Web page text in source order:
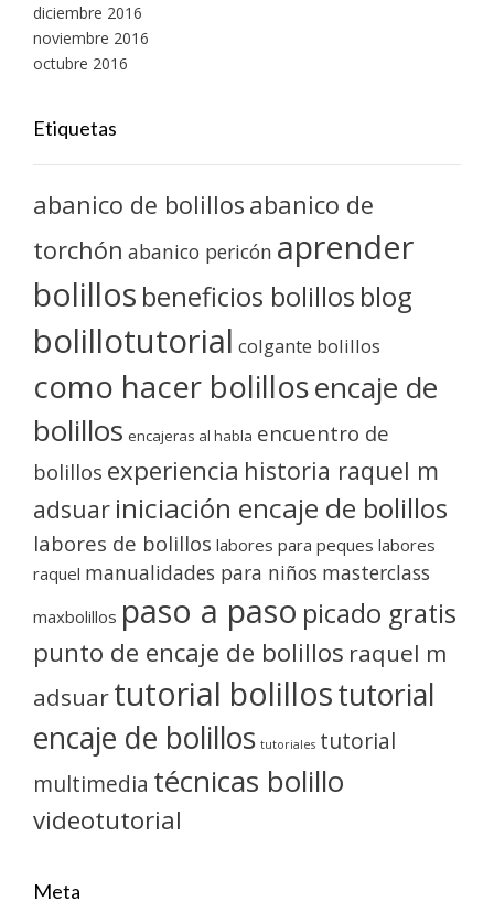
diciembre 2016
noviembre 2016
octubre 2016
Etiquetas
abanico de bolillos abanico de
torchón abanico pericón aprender
bolillos beneficios bolillos blog
bolillotutorial colgante bolillos
como hacer bolillosencaje de
bolillos encajeras al habla encuentro de
bolillos experiencia historia raquel m
adsuar iniciación encaje de bolillos
labores de bolillos labores para peques labores
raquel manualidades para niños masterclass
maxbolillos paso a paso picado gratis
punto de encaje de bolillos raquel m
adsuartutorial bolillostutorial
encaje de bolillos tutoriales tutorial
multimedia técnicas bolillo
videotutorial
Meta